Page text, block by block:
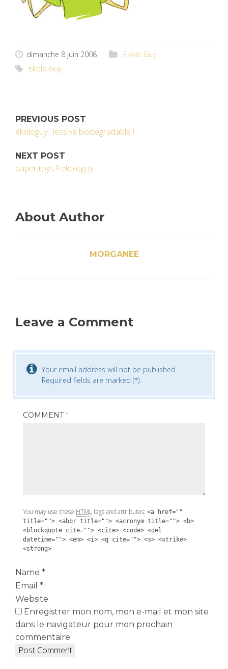
dimanche 8 juin 2008
Ekolo Guy
Ekolo Guy
PREVIOUS POST
ekologuy : lessive biodégradable !
NEXT POST
paper toys !! ekologuy
About Author
MORGANEE
Leave a Comment
Your email address will not be published.
Required fields are marked (*).
COMMENT*
You may use these HTMLtags and attributes: <a href=""
title=""> <abbr title=""> <acronym title=""> <b>
<blockquote cite=""> <cite> <code> <del
datetime=""> <em> <i> <q cite=""> <s> <strike>
<strong>
Name *
Email *
Website
Enregistrer mon nom, mon e-mail et mon site
dans le navigateur pour mon prochain
commentaire.